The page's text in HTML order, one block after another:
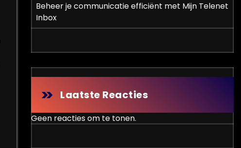
Beheer je communicatie efficiënt met Mijn Telenet
Inbox
Laatste Reacties
Geen reacties om te tonen.